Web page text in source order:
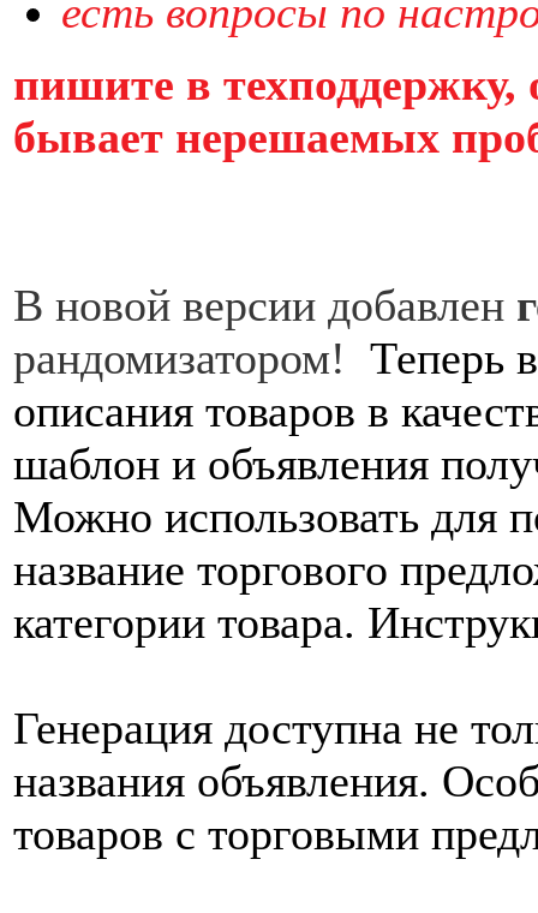
есть вопросы по
пишите в
бывает нерешаемых
В новой версии добавлен
рандомизатором! Теперь
описания товаров в
шаблон и объявления
Можно использовать для
название торгового
категории товара.
Генерация доступна не
названия объявления.
товаров с торговыми